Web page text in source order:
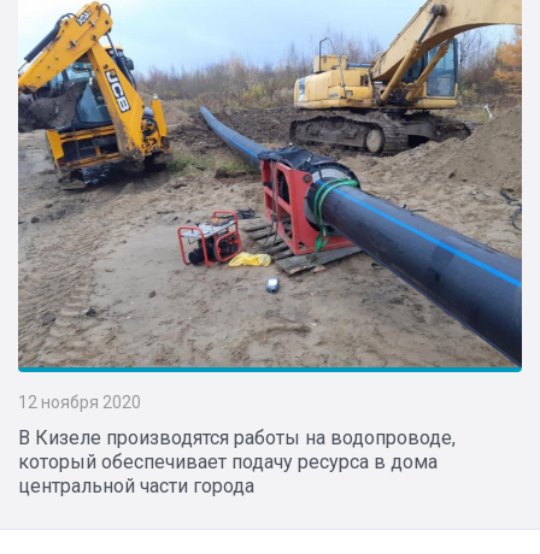
12 ноября 2020
В Кизеле производятся работы на водопроводе,
который обеспечивает подачу ресурса в дома
центральной части города